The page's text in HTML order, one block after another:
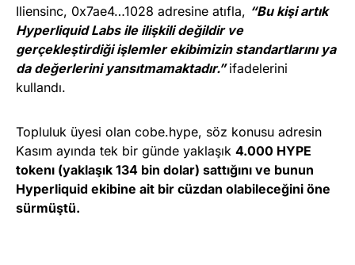
Iliensinc, 0x7ae4…1028 adresine atıfla, “Bu kişi artık
Hyperliquid Labs ile ilişkili değildir ve
gerçekleştirdiği işlemler ekibimizin standartlarını ya
da değerlerini yansıtmamaktadır.”ifadelerini
kullandı.
Topluluk üyesi olan cobe.hype, söz konusu adresin
Kasım ayında tek bir günde yaklaşık 4.000 HYPE
tokenı (yaklaşık 134 bin dolar) sattığını ve bunun
Hyperliquid ekibine ait bir cüzdan olabileceğini öne
sürmüştü.